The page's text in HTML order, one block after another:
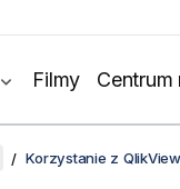
Filmy Centrum
Korzystanie z QlikView